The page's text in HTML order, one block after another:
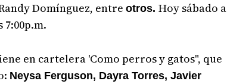
Domínguez, entre otros. Hoy sábado a
7:00p.m.
en cartelera 'Como perros y gatos", que
Neysa Ferguson, Dayra Torres, Javier